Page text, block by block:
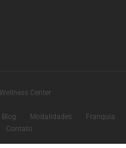
Center
Blog Modalidades
Franquia
Contato